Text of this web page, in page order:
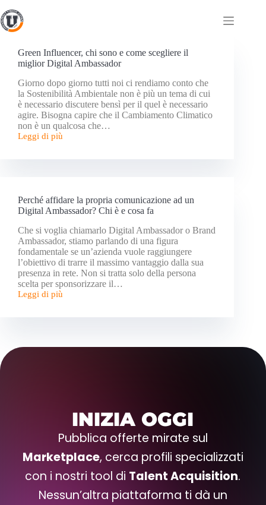
Green Influencer, chi sono e come scegliere il
miglior Digital Ambassador
Giorno dopo giorno tutti noi ci rendiamo conto che
la Sostenibilità Ambientale non è più un tema di cui
è necessario discutere bensì per il quel è necessario
agire. Bisogna capire che il Cambiamento Climatico
non è un qualcosa che…
Leggi di più
Perché affidare la propria comunicazione ad un
Digital Ambassador? Chi è e cosa fa
Che si voglia chiamarlo Digital Ambassador o Brand
Ambassador, stiamo parlando di una figura
fondamentale se un’azienda vuole raggiungere
l’obiettivo di trarre il massimo vantaggio dalla sua
presenza in rete. Non si tratta solo della persona
scelta per sponsorizzare il…
Leggi di più
INIZIA OGGI
Pubblica offerte mirate sul
Marketplace, cerca profili specializzati
con i nostri tool di Talent Acquisition.
Nessun’altra piattaforma ti dà un